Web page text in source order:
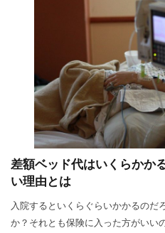
差額ベッド代はいくらかか
い理由とは
入院するといくらぐらいかかるのだ
か？それとも保険に入った方がい